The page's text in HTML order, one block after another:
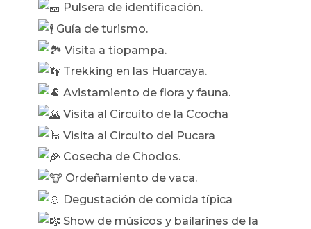
Pulsera de identificación.
Guía de turismo.
Visita a tiopampa.
Trekking en las Huarcaya.
Avistamiento de flora y fauna.
Visita al Circuito de la Ccocha
Visita al Circuito del Pucara
Cosecha de Choclos.
Ordeñamiento de vaca.
Degustación de comida típica
Show de músicos y bailarines de la